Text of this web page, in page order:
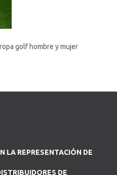
golf hombre y mujer
LA REPRESENTACIÓN DE
DE